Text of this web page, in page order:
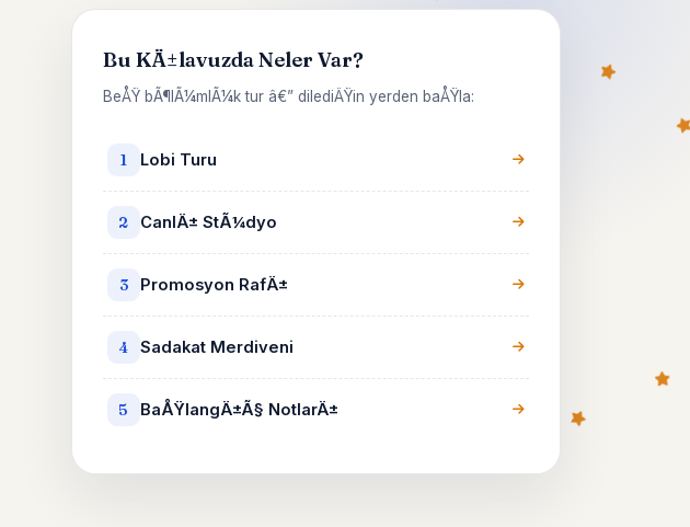
Bu KÄ±lavuzda Neler Var?
BeÅŸ bÃ¶lÃ¼mlÃ¼k tur â€” dilediÄŸin yerden baÅŸla:
1 Lobi Turu
2 CanlÄ± StÃ¼dyo
3 Promosyon RafÄ±
4 Sadakat Merdiveni
5 BaÅŸlangÄ±Ã§ NotlarÄ±